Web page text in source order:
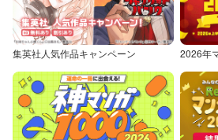
集英社人気作品キャンペーン 2026年